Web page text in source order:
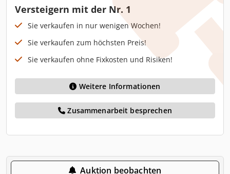
Versteigern mit der Nr. 1
Sie verkaufen in nur wenigen Wochen!
Sie verkaufen zum höchsten Preis!
Sie verkaufen ohne Fixkosten und Risiken!
Weitere Informationen
Zusammenarbeit besprechen
Auktion beobachten